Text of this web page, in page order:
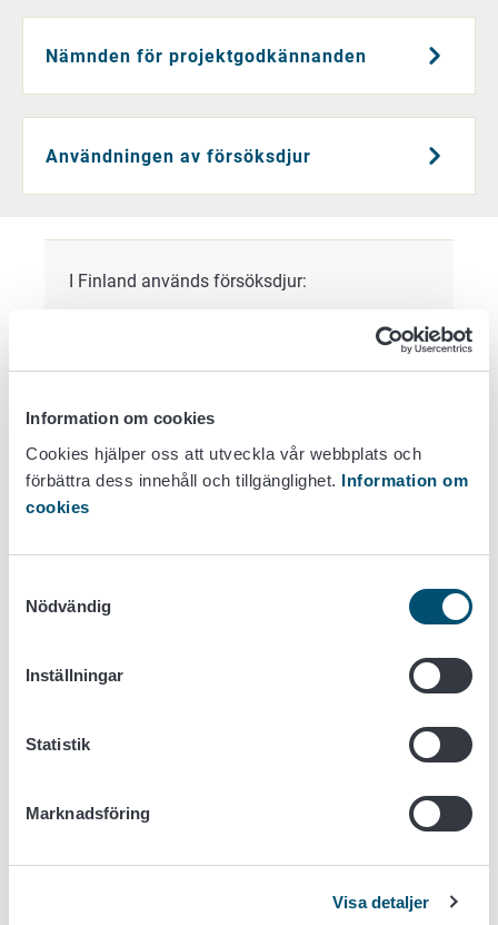
Information om cookies
Cookies hjälper oss att utveckla vår webbplats och
förbättra dess innehåll och tillgänglighet. Information om
cookies
Nödvändig
Inställningar
Statistik
Marknadsföring
Visa detaljer
Nämnden för projektgodkännanden
Användningen av försöksdjur
I Finland används försöksdjur:
vid testning.
Vetenskaplig forskning bedrivs huvudsakligen
vid universitet och forskningsinstitut. Det är
fråga om både grundforskning och tillämpad
forskning. Varje forskningsprojekt är
lämpar sig för projektet.
Inom undervisningen används i mycket liten
undervisning som syftar till att förvärva eller
yrkesskicklighet avses sådana praktiska
färdigheter som behövs vid hantering av djur
försök som utförs på grund av lagstadgade
läkemedelssubstansernas och kemikaliernas